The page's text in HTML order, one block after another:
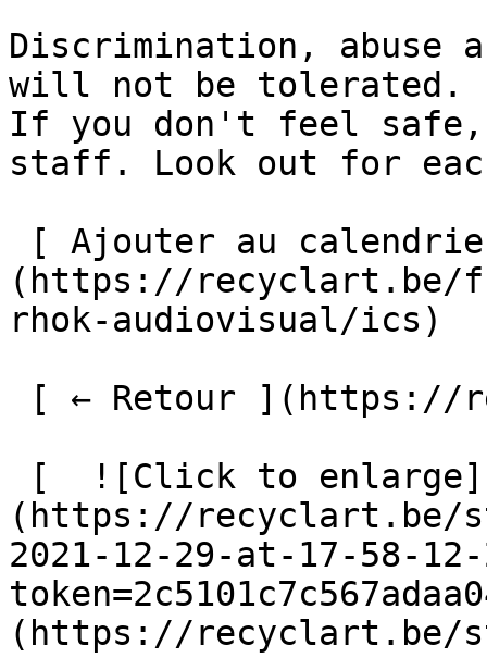
Discrimination, abuse
will not be tolerated.
If you don't feel safe,
staff. Look out for
(https://recyclart.be/
rhok-audiovisual/ics)
(https://recyclart.be/
2021-12-29-at-17-58-12-
(https://recyclart.be/